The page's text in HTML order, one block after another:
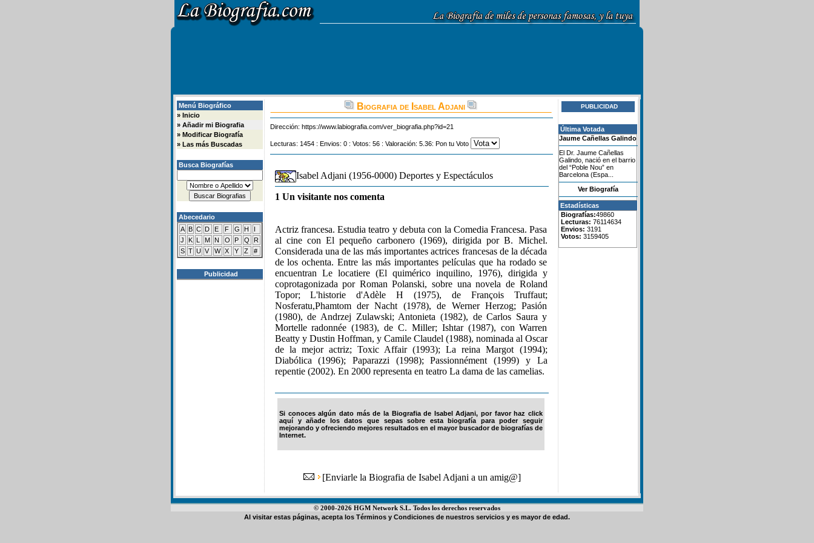
Menú Biográfico
» Inicio
» Añadir mi Biografia
» Modificar Biografía
» Las más Buscadas
Busca Biografías
Abecedario
A B C D E F G H
I
J
K L M N O P Q
R
S T U V W X Y Z #
Publicidad
Biografia de Isabel Adjani
Dirección: https://www.labiografia.com/ver_biografia.php?id=21
Lecturas: 1454 : Envios: 0 : Votos: 56 : Valoración: 5.36: Pon tu Voto
Isabel Adjani (1956-0000) Deportes y Espectáculos
1 Un visitante nos comenta
Actriz francesa. Estudia teatro y debuta con la Comedia Francesa. Pasa
al cine con El pequeño carbonero (1969), dirigida por B. Michel.
Considerada una de las más importantes actrices francesas de la década
de los ochenta. Entre las más importantes películas que ha rodado se
encuentran Le locatiere (El quimérico inquilino, 1976), dirigida y
coprotagonizada por Roman Polanski, sobre una novela de Roland
Topor; L'historie d'Adèle H (1975), de François Truffaut;
Nosferatu,Phamtom der Nacht (1978), de Werner Herzog; Pasión
(1980), de Andrzej Zulawski; Antonieta (1982), de Carlos Saura y
Mortelle radonnée (1983), de C. Miller; Ishtar (1987), con Warren
Beatty y Dustin Hoffman, y Camile Claudel (1988), nominada al Oscar
de la mejor actriz; Toxic Affair (1993); La reina Margot (1994);
Diabólica (1996); Paparazzi (1998); Passionnément (1999) y La
repentie (2002). En 2000 representa en teatro La dama de las camelias.
Si conoces algún dato más de la Biografia de Isabel Adjani, por favor haz click
aquí y añade los datos que sepas sobre esta biografía para poder seguir
mejorando y ofreciendo mejores resultados en el mayor buscador de biografías de
Internet.
[Enviarle la Biografia de Isabel Adjani a un amig@]
PUBLICIDAD
Última Votada
Jaume Cañellas Galindo
El Dr. Jaume Cañellas
Galindo, nació en el barrio
del “Poble Nou” en
Barcelona (Espa...
Ver Biografía
Estadísticas
Biografías:49860
Lecturas: 76114634
Envios: 3191
Votos: 3159405
© 2000-2026 HGM Network S.L. Todos los derechos reservados
Al visitar estas páginas, acepta los Términos y Condiciones de nuestros servicios y es mayor de edad.